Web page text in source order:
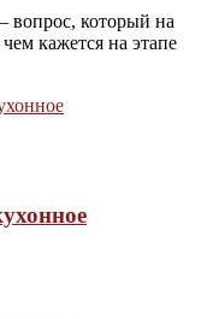
вопрос, который на
кажется на этапе